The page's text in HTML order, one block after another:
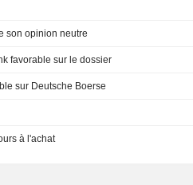
: UBS conserve son opinion neutre
: Deutsche Bank favorable sur le dossier
sur Deutsche Boerse
Bank toujours à l'achat